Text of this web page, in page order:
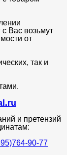
Вас возьмут
от
так и
и претензий
90-77